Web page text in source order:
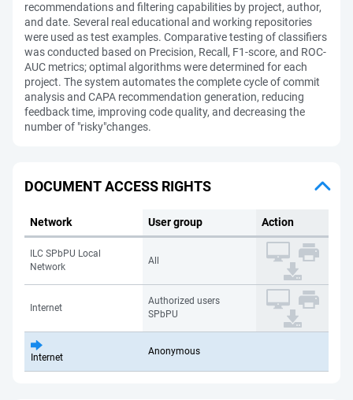
recommendations and filtering capabilities by project, author,
and date. Several real educational and working repositories
were used as test examples. Comparative testing of classifiers
was conducted based on Precision, Recall, F1-score, and ROC-
AUC metrics; optimal algorithms were determined for each
project. The system automates the complete cycle of commit
analysis and CAPA recommendation generation, reducing
feedback time, improving code quality, and decreasing the
number of "risky"changes.
DOCUMENT ACCESS RIGHTS
Network User group Action
ILC SPbPU Local
Network
All
Internet
Authorized users
SPbPU
Internet
Anonymous